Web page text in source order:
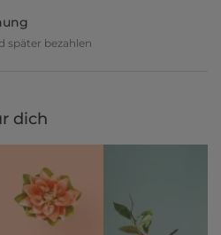
später bezahlen
dich